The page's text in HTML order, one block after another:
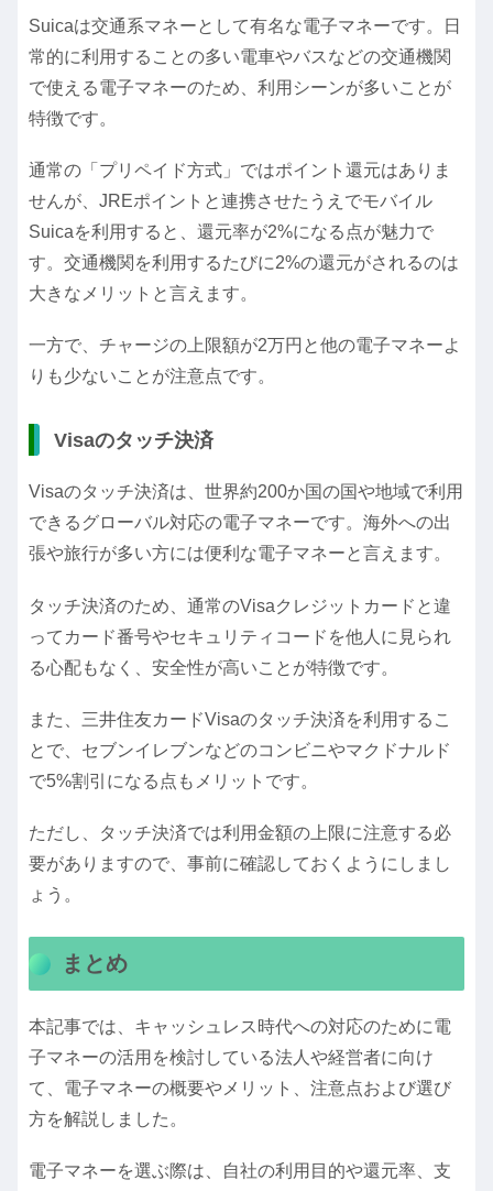
Suicaは交通系マネーとして有名な電子マネーです。日
常的に利用することの多い電車やバスなどの交通機関
で使える電子マネーのため、利用シーンが多いことが
特徴です。
通常の「プリペイド方式」ではポイント還元はありま
せんが、JREポイントと連携させたうえでモバイル
Suicaを利用すると、還元率が2%になる点が魅力で
す。交通機関を利用するたびに2%の還元がされるのは
大きなメリットと言えます。
一方で、チャージの上限額が2万円と他の電子マネーよ
りも少ないことが注意点です。
Visaのタッチ決済
Visaのタッチ決済は、世界約200か国の国や地域で利用
できるグローバル対応の電子マネーです。海外への出
張や旅行が多い方には便利な電子マネーと言えます。
タッチ決済のため、通常のVisaクレジットカードと違
ってカード番号やセキュリティコードを他人に見られ
る心配もなく、安全性が高いことが特徴です。
また、三井住友カードVisaのタッチ決済を利用するこ
とで、セブンイレブンなどのコンビニやマクドナルド
で5%割引になる点もメリットです。
ただし、タッチ決済では利用金額の上限に注意する必
要がありますので、事前に確認しておくようにしまし
ょう。
まとめ
本記事では、キャッシュレス時代への対応のために電
子マネーの活用を検討している法人や経営者に向け
て、電子マネーの概要やメリット、注意点および選び
方を解説しました。
電子マネーを選ぶ際は、自社の利用目的や還元率、支